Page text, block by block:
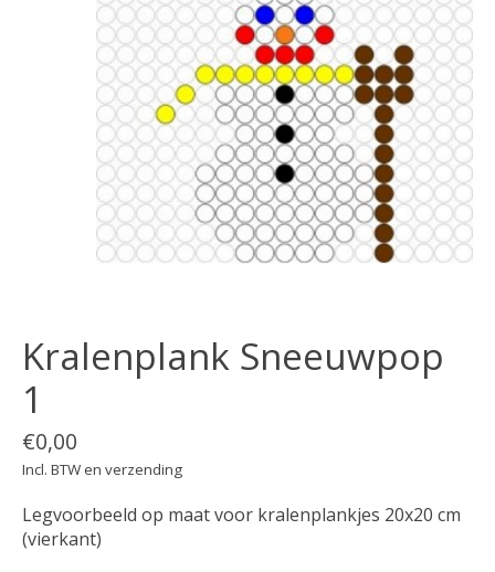
Kralenplank Sneeuwpop
1
€0,00
Incl. BTW en verzending
Legvoorbeeld op maat voor kralenplankjes 20x20 cm
(vierkant)